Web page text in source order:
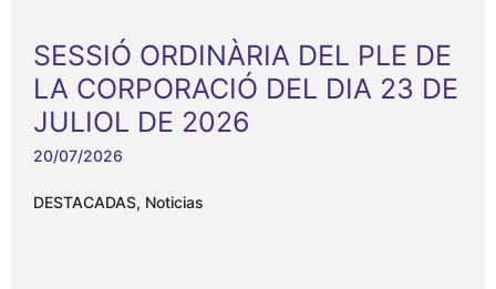
SESSIÓ ORDINÀRIA DEL PLE DE
LA CORPORACIÓ DEL DIA 23 DE
JULIOL DE 2026
20/07/2026
DESTACADAS, Noticias